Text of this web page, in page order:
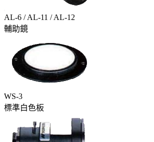
AL-6 / AL-11 / AL-12
輔助鏡
WS-3
標準白色板